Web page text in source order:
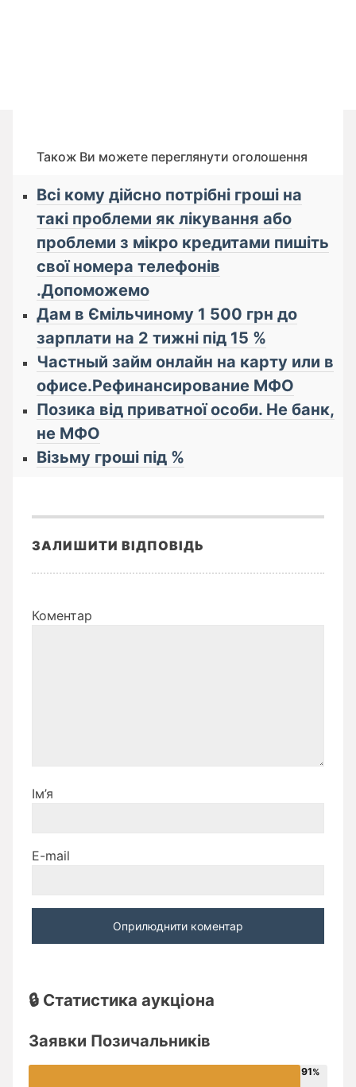
Також Ви можете переглянути оголошення
Всі кому дійсно потрібні гроші на
такі проблеми як лікування або
проблеми з мікро кредитами пишіть
свої номера телефонів
.Допоможемо
Дам в Ємільчиному 1 500 грн до
зарплати на 2 тижні під 15 %
Частный займ онлайн на карту или в
офисе.Рефинансирование МФО
Позика від приватної особи. Не банк,
не МФО
Візьму гроші під %
ЗАЛИШИТИ ВІДПОВІДЬ
Коментар
Ім’я
E-mail
🔒 Статистика аукціона
Заявки Позичальників
91